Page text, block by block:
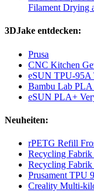
Filament Drying
3DJake entdecken:
Prusa
CNC Kitchen
eSUN TPU-95A
Bambu Lab PLA
eSUN PLA+
Neuheiten:
rPETG Refill
Recycling
Recycling
Prusament TPU
Creality Multi-